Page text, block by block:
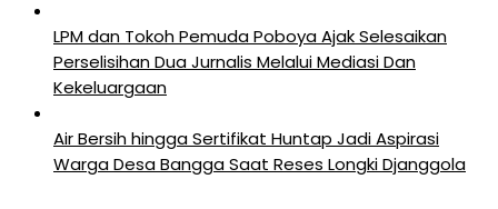
LPM dan Tokoh Pemuda Poboya Ajak Selesaikan
Perselisihan Dua Jurnalis Melalui Mediasi Dan
Kekeluargaan
Air Bersih hingga Sertifikat Huntap Jadi Aspirasi
Warga Desa Bangga Saat Reses Longki Djanggola